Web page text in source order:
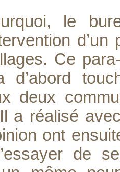
le
Ce
d’abord
deux
a réalisé
ont
de